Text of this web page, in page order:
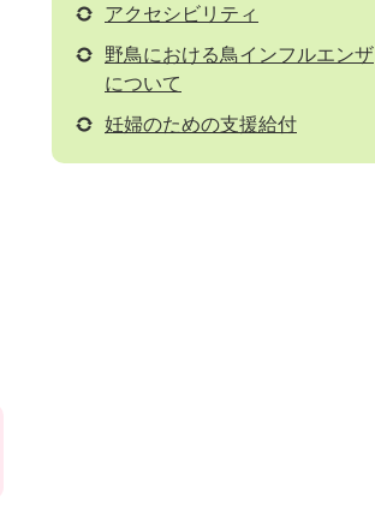
アクセシビリティ
野鳥における鳥インフルエンザ
について
妊婦のための支援給付